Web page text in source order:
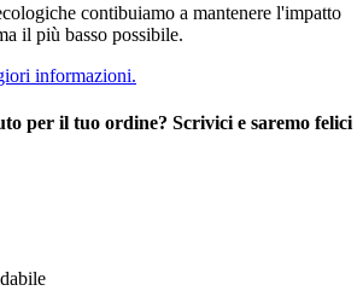
contibuiamo a mantenere l'impatto
il più basso possibile.
informazioni.
per il tuo ordine? Scrivici e saremo felici